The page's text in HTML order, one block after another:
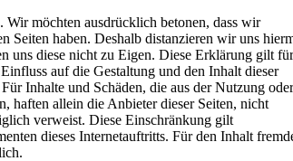
möchten ausdrücklich betonen, dass wir
Seiten haben. Deshalb distanzieren wir uns
uns diese nicht zu Eigen. Diese Erklärung gilt für
auf die Gestaltung und den Inhalt dieser
Inhalte und Schäden, die aus der Nutzung oder
haften allein die Anbieter dieser Seiten, nicht
verweist. Diese Einschränkung gilt
dieses Internetauftritts. Für den Inhalt